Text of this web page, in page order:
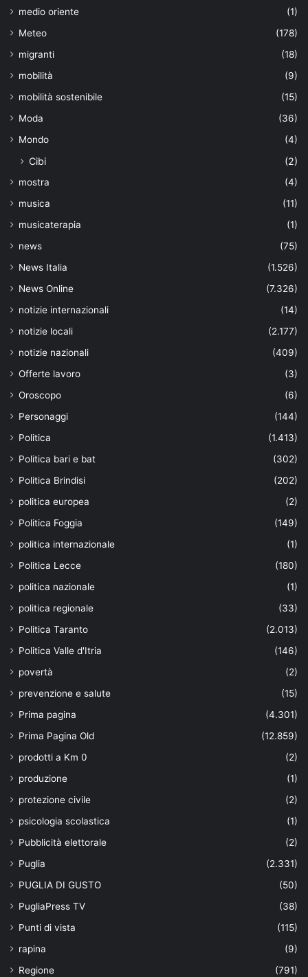
medio oriente
(1)
Meteo
(178)
migranti
(18)
mobilità
(9)
mobilità sostenibile
(15)
Moda
(36)
Mondo
(4)
Cibi (2)
mostra
(4)
musica
(11)
musicaterapia
(1)
news
(75)
News Italia
(1.526)
News Online
(7.326)
notizie internazionali
(14)
notizie locali
(2.177)
notizie nazionali
(409)
Offerte lavoro
(3)
Oroscopo
(6)
Personaggi
(144)
Politica
(1.413)
Politica bari e bat
(302)
Politica Brindisi
(202)
politica europea
(2)
Politica Foggia
(149)
politica internazionale
(1)
Politica Lecce
(180)
politica nazionale
(1)
politica regionale
(33)
Politica Taranto
(2.013)
Politica Valle d'Itria
(146)
povertà
(2)
prevenzione e salute
(15)
Prima pagina
(4.301)
Prima Pagina Old
(12.859)
prodotti a Km 0
(2)
produzione
(1)
protezione civile
(2)
psicologia scolastica
(1)
Pubblicità elettorale
(2)
Puglia
(2.331)
PUGLIA DI GUSTO
(50)
PugliaPress TV
(38)
Punti di vista
(115)
rapina
(9)
Regione
(791)